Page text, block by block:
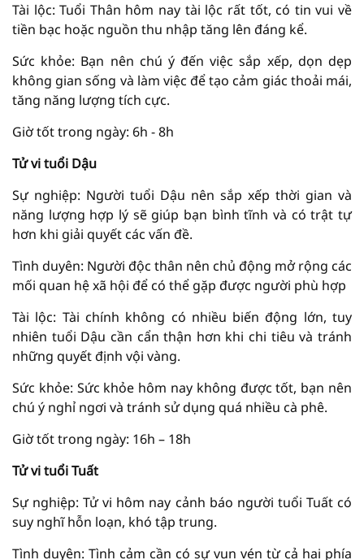
Tài lộc: Tuổi Thân hôm nay tài lộc rất tốt, có tin vui về
tiền bạc hoặc nguồn thu nhập tăng lên đáng kể.
Sức khỏe: Bạn nên chú ý đến việc sắp xếp, dọn dẹp
không gian sống và làm việc để tạo cảm giác thoải mái,
tăng năng lượng tích cực.
Giờ tốt trong ngày: 6h - 8h
Tử vi tuổi Dậu
Sự nghiệp: Người tuổi Dậu nên sắp xếp thời gian và
năng lượng hợp lý sẽ giúp bạn bình tĩnh và có trật tự
hơn khi giải quyết các vấn đề.
Tình duyên: Người độc thân nên chủ động mở rộng các
mối quan hệ xã hội để có thể gặp được người phù hợp
Tài lộc: Tài chính không có nhiều biến động lớn, tuy
nhiên tuổi Dậu cần cẩn thận hơn khi chi tiêu và tránh
những quyết định vội vàng.
Sức khỏe: Sức khỏe hôm nay không được tốt, bạn nên
chú ý nghỉ ngơi và tránh sử dụng quá nhiều cà phê.
Giờ tốt trong ngày: 16h – 18h
Tử vi tuổi Tuất
Sự nghiệp: Tử vi hôm nay cảnh báo người tuổi Tuất có
suy nghĩ hỗn loạn, khó tập trung.
Tình duyên: Tình cảm cần có sự vun vén từ cả hai phía